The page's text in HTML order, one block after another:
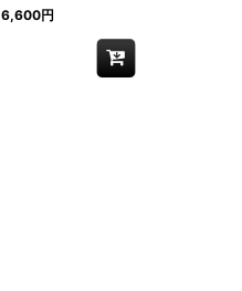
6,600円